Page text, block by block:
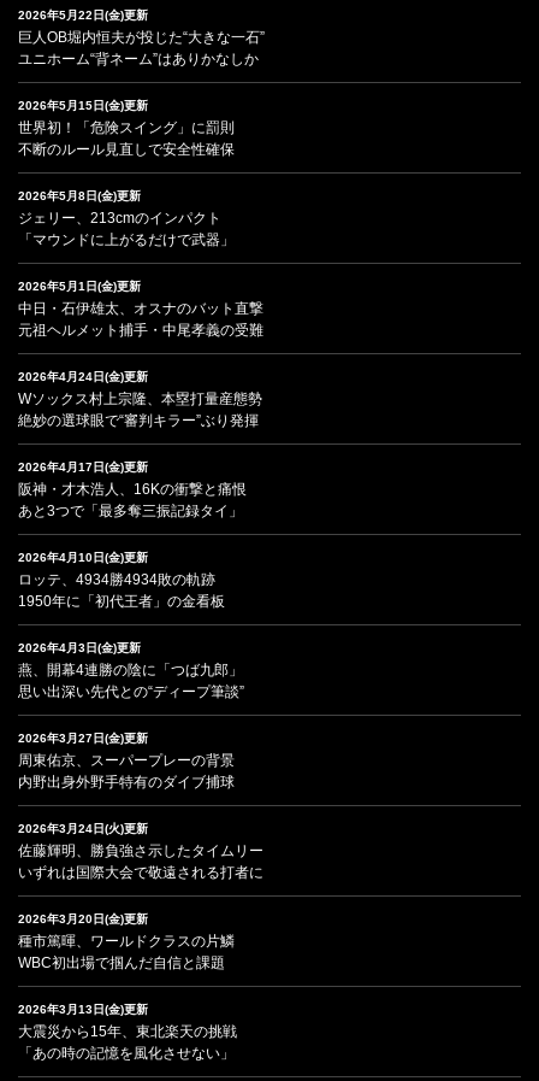
2026年5月22日(金)更新
巨人OB堀内恒夫が投じた“大きな一石”
ユニホーム“背ネーム”はありかなしか
2026年5月15日(金)更新
世界初！「危険スイング」に罰則
不断のルール見直しで安全性確保
2026年5月8日(金)更新
ジェリー、213cmのインパクト
「マウンドに上がるだけで武器」
2026年5月1日(金)更新
中日・石伊雄太、オスナのバット直撃
元祖ヘルメット捕手・中尾孝義の受難
2026年4月24日(金)更新
Wソックス村上宗隆、本塁打量産態勢
絶妙の選球眼で“審判キラー”ぶり発揮
2026年4月17日(金)更新
阪神・才木浩人、16Kの衝撃と痛恨
あと3つで「最多奪三振記録タイ」
2026年4月10日(金)更新
ロッテ、4934勝4934敗の軌跡
1950年に「初代王者」の金看板
2026年4月3日(金)更新
燕、開幕4連勝の陰に「つば九郎」
思い出深い先代との“ディープ筆談”
2026年3月27日(金)更新
周東佑京、スーパープレーの背景
内野出身外野手特有のダイブ捕球
2026年3月24日(火)更新
佐藤輝明、勝負強さ示したタイムリー
いずれは国際大会で敬遠される打者に
2026年3月20日(金)更新
種市篤暉、ワールドクラスの片鱗
WBC初出場で掴んだ自信と課題
2026年3月13日(金)更新
大震災から15年、東北楽天の挑戦
「あの時の記憶を風化させない」